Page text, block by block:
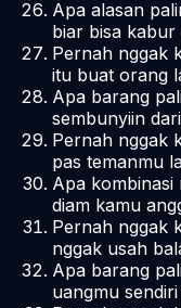
Apa alasan
biar bisa kabur
Pernah nggak
itu buat orang
Apa barang
sembunyiin
Pernah nggak
pas temanmu
Apa kombinasi
diam kamu
Pernah nggak
nggak usah
Apa barang
uangmu